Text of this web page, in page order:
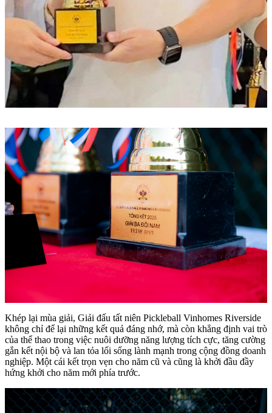
Khép lại mùa giải, Giải đấu tất niên Pickleball Vinhomes Riverside
không chỉ để lại những kết quả đáng nhớ, mà còn khẳng định vai trò
của thể thao trong việc nuôi dưỡng năng lượng tích cực, tăng cường
gắn kết nội bộ và lan tỏa lối sống lành mạnh trong cộng đồng doanh
nghiệp. Một cái kết trọn vẹn cho năm cũ và cũng là khởi đầu đầy
hứng khởi cho năm mới phía trước.